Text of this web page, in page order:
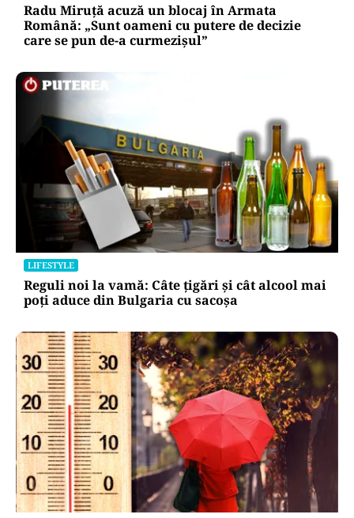
Radu Miruță acuză un blocaj în Armata
Română: „Sunt oameni cu putere de decizie
care se pun de-a curmezișul”
LIFESTYLE
Reguli noi la vamă: Câte țigări și cât alcool mai
poți aduce din Bulgaria cu sacoșa